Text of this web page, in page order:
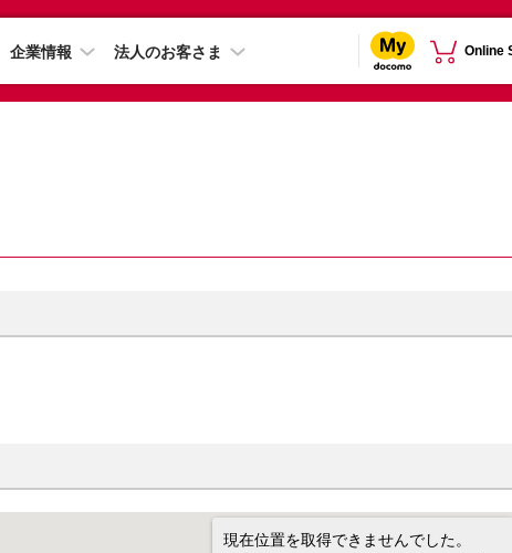
企業情報 法人のお客さま Online
現在位置を取得できませんでした。